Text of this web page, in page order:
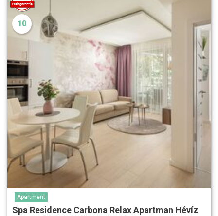
10
Apartment
Spa Residence Carbona Relax Apartman Hévíz